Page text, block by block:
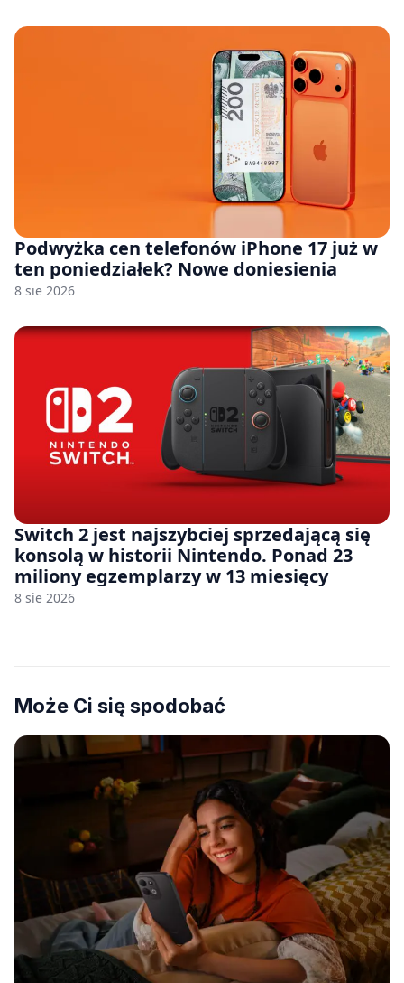
Podwyżka cen telefonów iPhone 17 już w
ten poniedziałek? Nowe doniesienia
8 sie 2026
Switch 2 jest najszybciej sprzedającą się
konsolą w historii Nintendo. Ponad 23
miliony egzemplarzy w 13 miesięcy
8 sie 2026
Może Ci się spodobać